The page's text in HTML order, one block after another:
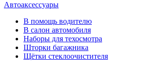
Автоаксессуары
В помощь водителю
В салон автомобиля
Наборы для техосмотра
Шторки багажника
Щётки стеклоочистителя